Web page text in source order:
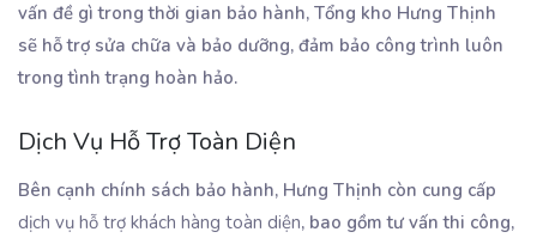
vấn đề gì trong thời gian bảo hành, Tổng kho Hưng Thịnh
sẽ hỗ trợ sửa chữa và bảo dưỡng, đảm bảo công trình luôn
trong tình trạng hoàn hảo.
Dịch Vụ Hỗ Trợ Toàn Diện
Bên cạnh chính sách bảo hành, Hưng Thịnh còn cung cấp
dịch vụ hỗ trợ khách hàng toàn diện, bao gồm tư vấn thi công,